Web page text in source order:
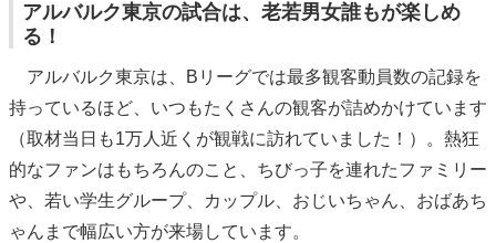
アルバルク東京の試合は、老若男女誰もが楽しめ
る！
アルバルク東京は、Bリーグでは最多観客動員数の記録を
持っているほど、いつもたくさんの観客が詰めかけています
（取材当日も1万人近くが観戦に訪れていました！）。熱狂
的なファンはもちろんのこと、ちびっ子を連れたファミリー
や、若い学生グループ、カップル、おじいちゃん、おばあち
ゃんまで幅広い方が来場しています。